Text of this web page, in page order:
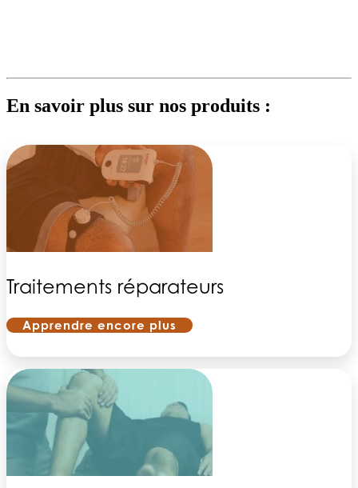
En savoir plus sur nos produits :
Traitements réparateurs
Apprendre encore plus